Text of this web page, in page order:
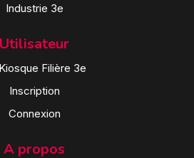
Industrie 3e
Utilisateur
Filière 3e
Inscription
Connexion
A propos